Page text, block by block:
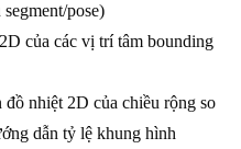
pose)
của các vị trí tâm bounding
đồ nhiệt 2D của chiều rộng so
dẫn tỷ lệ khung hình